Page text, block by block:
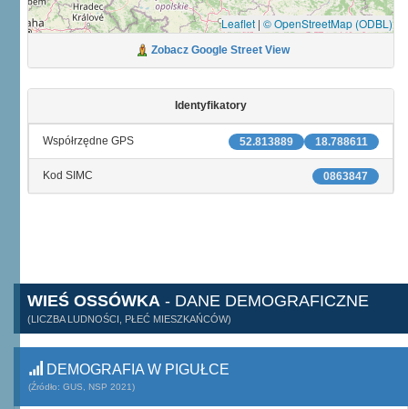
Leaflet | © OpenStreetMap (ODBL)
Zobacz Google Street View
Identyfikatory
18.788611
52.813889
Współrzędne GPS
0863847
Kod SIMC
WIEŚ OSSÓWKA - DANE DEMOGRAFICZNE
(LICZBA LUDNOŚCI, PŁEĆ MIESZKAŃCÓW)
DEMOGRAFIA W PIGUŁCE
(Źródło: GUS, NSP 2021)